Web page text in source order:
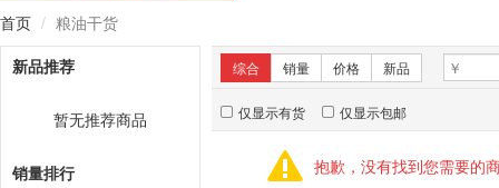
首页
粮油干货
新品推荐
暂无推荐商品
销量排行
综合 销量 价格 新品
仅显示有货 仅显示包邮
抱歉，没有找到您需要的